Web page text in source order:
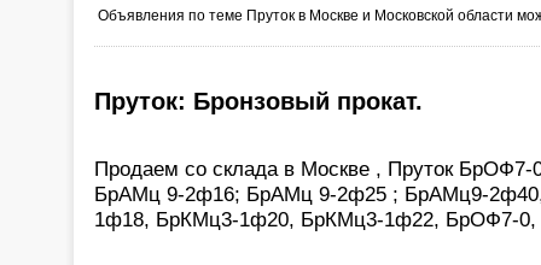
Объявления по теме Пруток в Москве и Московской области
Пруток: Бронзовый прокат.
Продаем со склада в Москве , Пруток
БрАМц 9-2ф16; БрАМц 9-2ф25 ; БрАМц9-
1ф18, БрКМц3-1ф20, БрКМц3-1ф22, БрОФ7-0,